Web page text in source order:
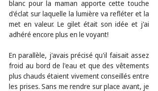
blanc pour la maman apporte cette touche
d'éclat sur laquelle la lumière va refléter et la
met en valeur. Le gilet était son idée et j'ai
adhéré encore plus en le voyant!
En parallèle, j'avais précisé qu'il faisait assez
froid au bord de l'eau et que des vêtements
plus chauds étaient vivement conseillés entre
les prises. Sans me rendre sur place avant, je